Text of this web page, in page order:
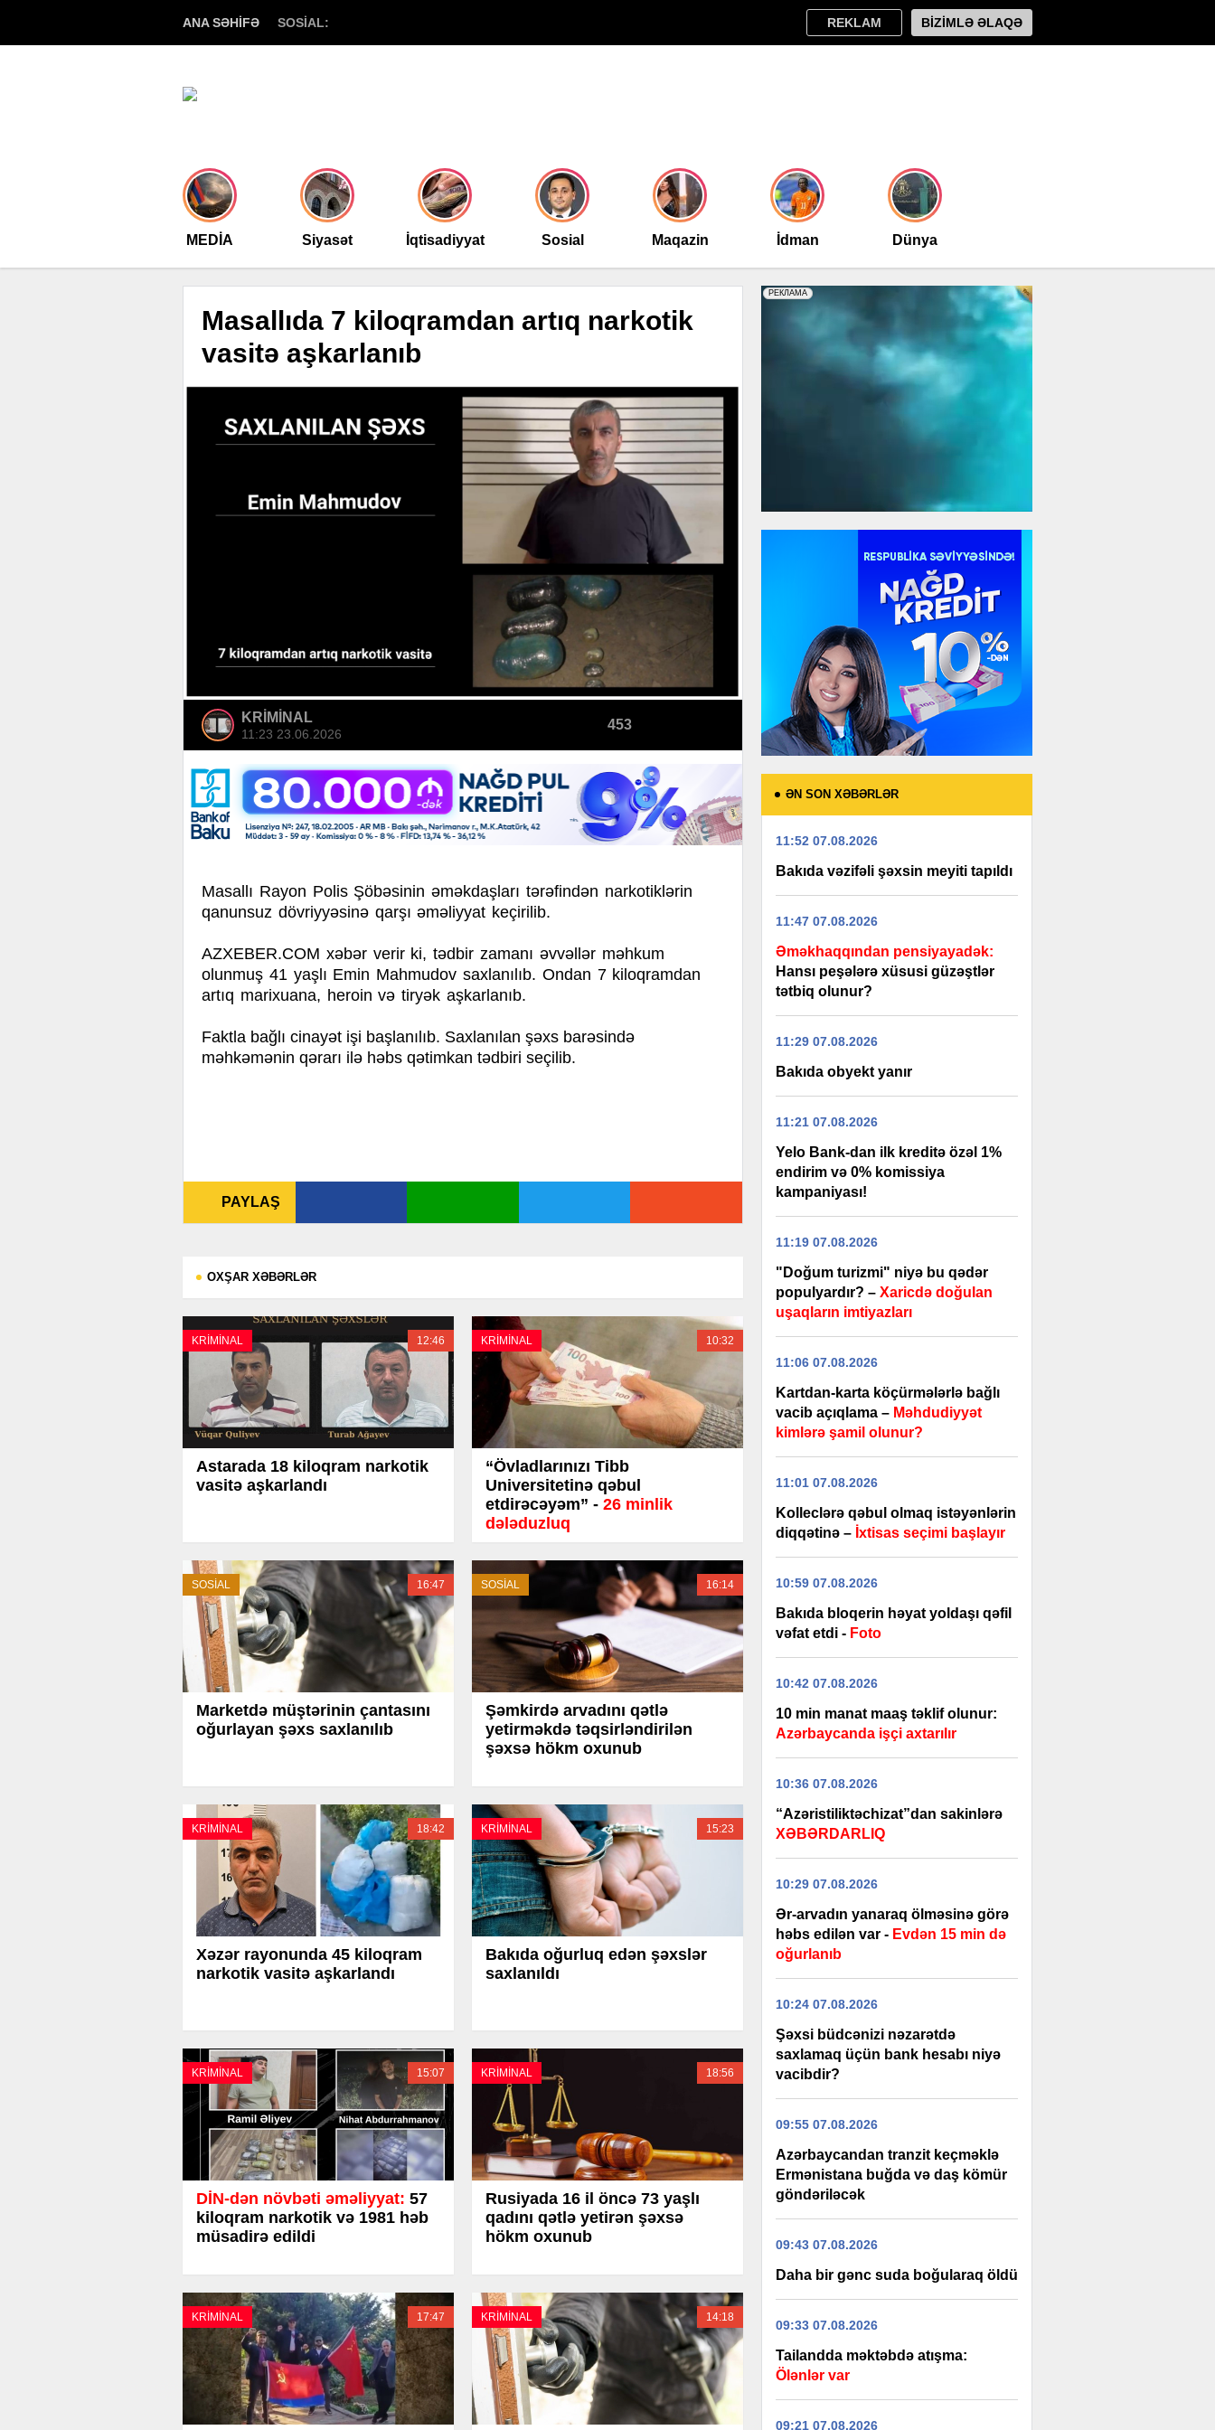
ANA SƏHİFƏ SOSİAL: REKLAM BİZİMLƏ ƏLAQƏ
MEDİA Siyasət İqtisadiyyat Sosial Maqazin İdman Dünya
Masallıda 7 kiloqramdan artıq narkotik
vasitə aşkarlanıb
KRİMİNAL
11:23 23.06.2026
453
Masallı Rayon Polis Şöbəsinin əməkdaşları tərəfindən narkotiklərin
qanunsuz dövriyyəsinə qarşı əməliyyat keçirilib.
AZXEBER.COM xəbər verir ki, tədbir zamanı əvvəllər məhkum
olunmuş 41 yaşlı Emin Mahmudov saxlanılıb. Ondan 7 kiloqramdan
artıq marixuana, heroin və tiryək aşkarlanıb.
Faktla bağlı cinayət işi başlanılıb. Saxlanılan şəxs barəsində
məhkəmənin qərarı ilə həbs qətimkan tədbiri seçilib.
PAYLAŞ
OXŞAR XƏBƏRLƏR
KRİMİNAL 12:46
Astarada 18 kiloqram narkotik
vasitə aşkarlandı
KRİMİNAL 10:32
“Övladlarınızı Tibb
Universitetinə qəbul
etdirəcəyəm” - 26 minlik
dələduzluq
SOSİAL 16:47
Marketdə müştərinin çantasını
oğurlayan şəxs saxlanılıb
SOSİAL 16:14
Şəmkirdə arvadını qətlə
yetirməkdə təqsirləndirilən
şəxsə hökm oxunub
KRİMİNAL 18:42
Xəzər rayonunda 45 kiloqram
narkotik vasitə aşkarlandı
KRİMİNAL 15:23
Bakıda oğurluq edən şəxslər
saxlanıldı
KRİMİNAL 15:07
DİN-dən növbəti əməliyyat: 57
kiloqram narkotik və 1981 həb
müsadirə edildi
KRİMİNAL 18:56
Rusiyada 16 il öncə 73 yaşlı
qadını qətlə yetirən şəxsə
hökm oxunub
KRİMİNAL 17:47 KRİMİNAL 14:18
ƏN SON XƏBƏRLƏR
11:52 07.08.2026
Bakıda vəzifəli şəxsin meyiti tapıldı
11:47 07.08.2026
Əməkhaqqından pensiyayadək:
Hansı peşələrə xüsusi güzəştlər
tətbiq olunur?
11:29 07.08.2026
Bakıda obyekt yanır
11:21 07.08.2026
Yelo Bank-dan ilk kreditə özəl 1%
endirim və 0% komissiya
kampaniyası!
11:19 07.08.2026
"Doğum turizmi" niyə bu qədər
populyardır? – Xaricdə doğulan
uşaqların imtiyazları
11:06 07.08.2026
Kartdan-karta köçürmələrlə bağlı
vacib açıqlama – Məhdudiyyət
kimlərə şamil olunur?
11:01 07.08.2026
Kolleclərə qəbul olmaq istəyənlərin
diqqətinə – İxtisas seçimi başlayır
10:59 07.08.2026
Bakıda bloqerin həyat yoldaşı qəfil
vəfat etdi - Foto
10:42 07.08.2026
10 min manat maaş təklif olunur:
Azərbaycanda işçi axtarılır
10:36 07.08.2026
“Azəristiliktəchizat”dan sakinlərə
XƏBƏRDARLIQ
10:29 07.08.2026
Ər-arvadın yanaraq ölməsinə görə
həbs edilən var - Evdən 15 min də
oğurlanıb
10:24 07.08.2026
Şəxsi büdcənizi nəzarətdə
saxlamaq üçün bank hesabı niyə
vacibdir?
09:55 07.08.2026
Azərbaycandan tranzit keçməklə
Ermənistana buğda və daş kömür
göndəriləcək
09:43 07.08.2026
Daha bir gənc suda boğularaq öldü
09:33 07.08.2026
Tailandda məktəbdə atışma:
Ölənlər var
09:21 07.08.2026